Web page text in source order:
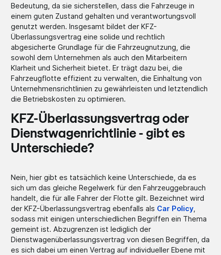
Bedeutung, da sie sicherstellen, dass die Fahrzeuge in
einem guten Zustand gehalten und verantwortungsvoll
genutzt werden. Insgesamt bildet der KFZ-
Überlassungsvertrag eine solide und rechtlich
abgesicherte Grundlage für die Fahrzeugnutzung, die
sowohl dem Unternehmen als auch den Mitarbeitern
Klarheit und Sicherheit bietet. Er trägt dazu bei, die
Fahrzeugflotte effizient zu verwalten, die Einhaltung von
Unternehmensrichtlinien zu gewährleisten und letztendlich
die Betriebskosten zu optimieren.
KFZ-Überlassungsvertrag oder
Dienstwagenrichtlinie - gibt es
Unterschiede?
Nein, hier gibt es tatsächlich keine Unterschiede, da es
sich um das gleiche Regelwerk für den Fahrzeuggebrauch
handelt, die für alle Fahrer der Flotte gilt. Bezeichnet wird
der KFZ-Überlassungsvertrag ebenfalls als Car Policy
sodass mit einigen unterschiedlichen Begriffen ein Thema
gemeint ist. Abzugrenzen ist lediglich der
Dienstwagenüberlassungsvertrag von diesen Begriffen, da
es sich dabei um einen Vertrag auf individueller Ebene mit